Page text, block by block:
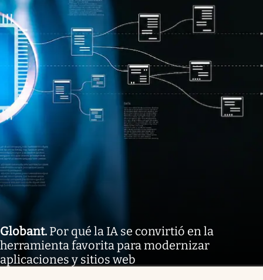
Globant. Por qué la IA se convirtió en la
herramienta favorita para modernizar
aplicaciones y sitios web